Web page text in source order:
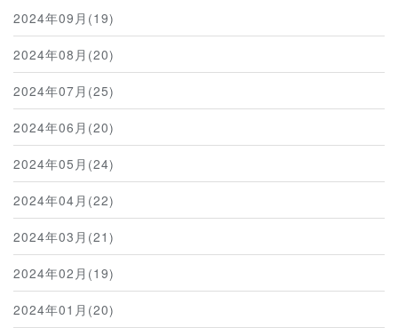
2024年09月(19)
2024年08月(20)
2024年07月(25)
2024年06月(20)
2024年05月(24)
2024年04月(22)
2024年03月(21)
2024年02月(19)
2024年01月(20)